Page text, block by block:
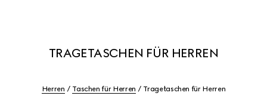
TRAGETASCHEN FÜR HERREN
Herren Taschen für Herren Tragetaschen für Herren